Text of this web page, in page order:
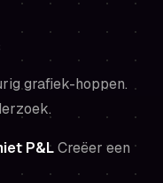
grafiek-hoppen.
P&LCreëer een